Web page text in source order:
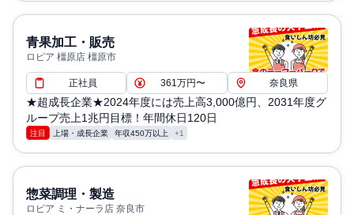
青果加工・販売
ロピア 橿原店 橿原市
正社員 361万円〜 奈良県
★超成長企業★2024年度には売上高3,000億円、2031年度グ
ループ売上1兆円目標！年間休日120日
注目 上場・成長企業 年収450万以上 +1
惣菜調理・製造
ロピア ミ・ナーラ店 奈良市